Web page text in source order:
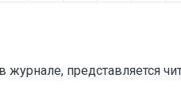
представляется